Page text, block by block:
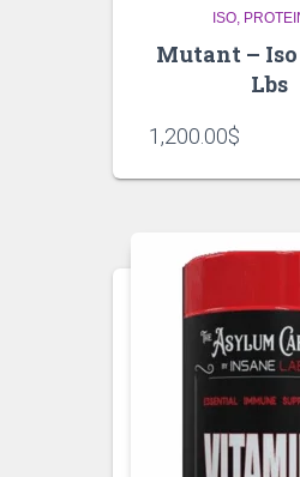
ISO
Mutant – Iso
Lbs
1,200.00$